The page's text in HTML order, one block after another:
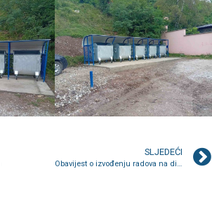
SLJEDEĆI